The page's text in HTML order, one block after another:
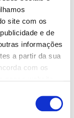
site com os
e de
informações
a partir da sua
com os